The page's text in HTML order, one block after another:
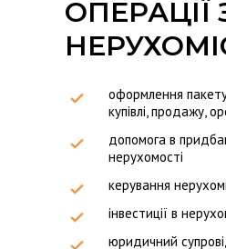
ОПЕРАЦІЇ
оформлення
купівлі, продажу,
допомога в
нерухомості
керування
інвестиції в
юридичний